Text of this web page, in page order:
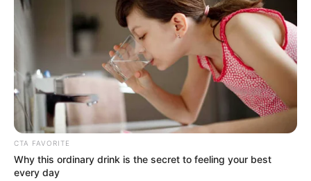
CTA FAVORITE
Why this ordinary drink is the secret to feeling your best
every day